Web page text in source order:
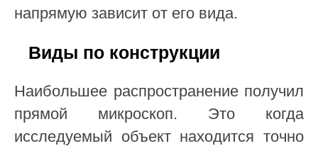
напрямую зависит от его вида.
Виды по конструкции
Наибольшее распространение получил
прямой микроскоп. Это когда
исследуемый объект находится точно